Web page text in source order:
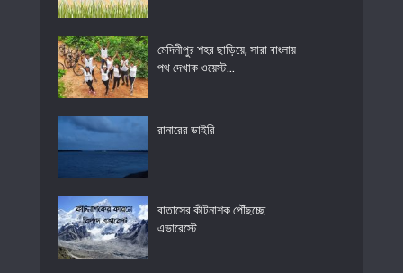
মেদিনীপুর শহর ছাড়িয়ে, সারা বাংলায়
পথ দেখাক ওয়েস্ট...
রানারের ডাইরি
বাতাসের কীটনাশক পৌঁছচ্ছে
এভারেস্টে